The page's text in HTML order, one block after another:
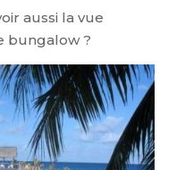
aussi la vue
bungalow ?